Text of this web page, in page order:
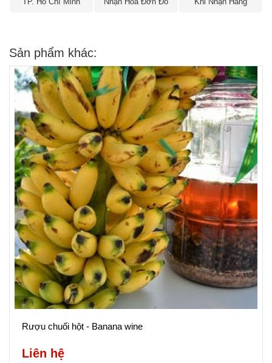
Sản phẩm khác:
Rượu chuối hột - Banana wine
Liên hệ